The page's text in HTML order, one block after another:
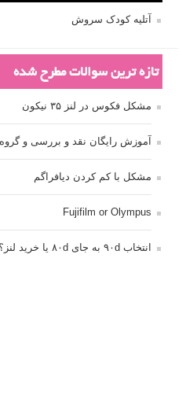
آتلیه کودک سروش
تازه ترین سوالات مطرح شده
مشکل فکوس در لنز ۳۵ نیکون
آموزش رایگان نقد و بررسی و
مشکل با کم کردن دیافراگم
Fujifilm or Olympus
انتخاب ۹۰d به جای ۸۰d یا خرید لنز؟